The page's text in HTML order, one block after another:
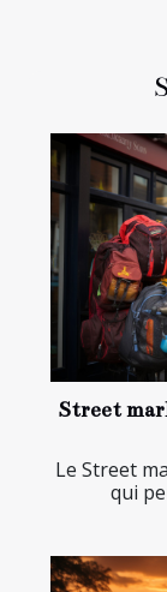
Street
Le Street
qui